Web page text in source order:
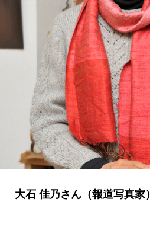
大石 佳乃さん（報道写真家）